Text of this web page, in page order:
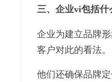
三、企业vi包括什
企业为建立品牌
客户对此的看法。
他们还确保品牌